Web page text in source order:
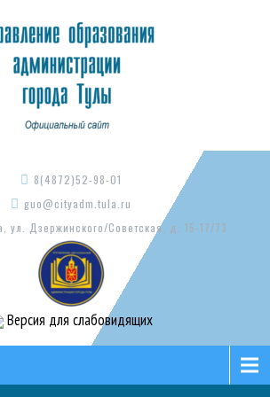
8(4872)52-98-01
guo@cityadm.tula.ru
ул. Дзержинского/Советская, д. 15-17/73
Версия для слабовидящих